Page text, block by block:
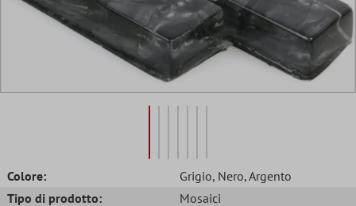
Colore: Grigio, Nero, Argento
Tipo di prodotto:
Mosaici